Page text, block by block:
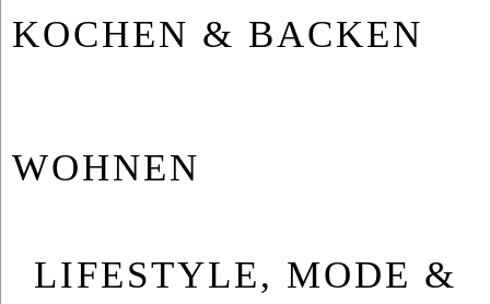
KOCHEN & BACKEN
WOHNEN
LIFESTYLE, MODE &